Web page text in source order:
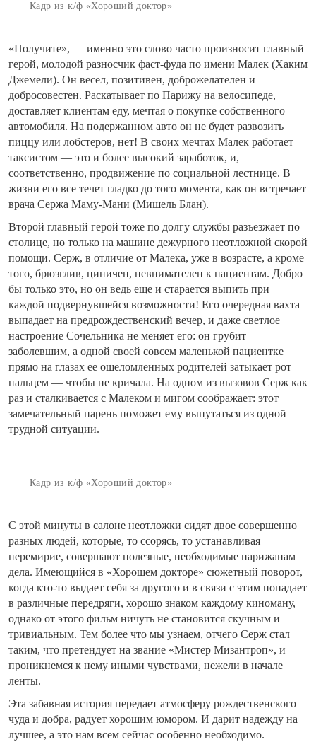
Кадр из к/ф «Хороший доктор»
«Получите», — именно это слово часто произносит главный
герой, молодой разносчик фаст-фуда по имени Малек (Хаким
Джемели). Он весел, позитивен, доброжелателен и
добросовестен. Раскатывает по Парижу на велосипеде,
доставляет клиентам еду, мечтая о покупке собственного
автомобиля. На подержанном авто он не будет развозить
пиццу или лобстеров, нет! В своих мечтах Малек работает
таксистом — это и более высокий заработок, и,
соответственно, продвижение по социальной лестнице. В
жизни его все течет гладко до того момента, как он встречает
врача Сержа Маму-Мани (Мишель Блан).
Второй главный герой тоже по долгу службы разъезжает по
столице, но только на машине дежурного неотложной скорой
помощи. Серж, в отличие от Малека, уже в возрасте, а кроме
того, брюзглив, циничен, невнимателен к пациентам. Добро
бы только это, но он ведь еще и старается выпить при
каждой подвернувшейся возможности! Его очередная вахта
выпадает на предрождественский вечер, и даже светлое
настроение Сочельника не меняет его: он грубит
заболевшим, а одной своей совсем маленькой пациентке
прямо на глазах ее ошеломленных родителей затыкает рот
пальцем — чтобы не кричала. На одном из вызовов Серж как
раз и сталкивается с Малеком и мигом соображает: этот
замечательный парень поможет ему выпутаться из одной
трудной ситуации.
Кадр из к/ф «Хороший доктор»
С этой минуты в салоне неотложки сидят двое совершенно
разных людей, которые, то ссорясь, то устанавливая
перемирие, совершают полезные, необходимые парижанам
дела. Имеющийся в «Хорошем докторе» сюжетный поворот,
когда кто-то выдает себя за другого и в связи с этим попадает
в различные передряги, хорошо знаком каждому киноману,
однако от этого фильм ничуть не становится скучным и
тривиальным. Тем более что мы узнаем, отчего Серж стал
таким, что претендует на звание «Мистер Мизантроп», и
проникнемся к нему иными чувствами, нежели в начале
ленты.
Эта забавная история передает атмосферу рождественского
чуда и добра, радует хорошим юмором. И дарит надежду на
лучшее, а это нам всем сейчас особенно необходимо.